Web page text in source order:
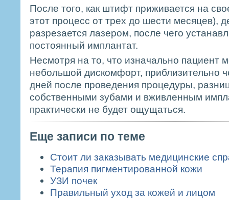
После того, как штифт приживается на
этот процесс от трех до шести месяцев),
разрезается лазером, после чего
постоянный имплантат.
Несмотря на то, что изначально пациент
небольшой дискомфорт, приблизительно
дней после проведения процедуры,
собственными зубами и вживленным
практически не будет ощущаться.
Еще записи по теме
Стоит ли заказывать медицинские
Терапия пигментированной кожи
УЗИ почек
Правильный уход за кожей и лицом